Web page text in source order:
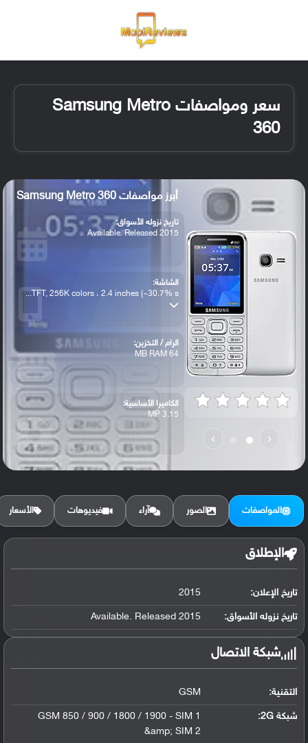
سعر ومواصفات Samsung Metro
360
‹
›
أبرز مواصفات Samsung Metro 360
تاريخ نزوله الأسواق:
Available. Released 2015
الشاشة:
TFT, 256K colors ، 2.4 inches (~30.7% s...
الرام / التخزين:
64 MB RAM
الكاميرا الأساسية:
3.15 MP
المواصفات الصور آراء فيديوهات الأسعار
الإطلاق
تاريخ الإعلان: 2015
تاريخ نزوله الأسواق: Available. Released 2015
شبكة الاتصال
التقنية: GSM
شبكة 2G:
GSM 850 / 900 / 1800 / 1900 - SIM 1
&amp; SIM 2